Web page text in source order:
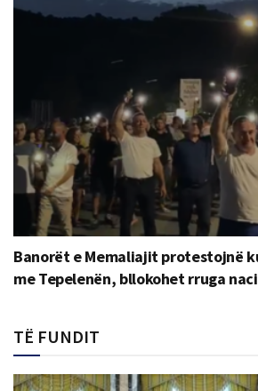
Banorët e Memaliajit protestojnë
me Tepelenën, bllokohet rruga
TË FUNDIT